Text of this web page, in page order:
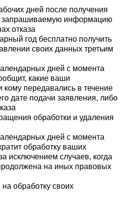
дней после получения
запрашиваемую информацию
отказа
год бесплатно получить
своих данных третьим
дней с момента
какие ваши
передавались в течение
дате подачи заявления, либо
обработки и удаления
дней с момента
обработку ваших
исключением случаев, когда
на иных правовых
на обработку своих